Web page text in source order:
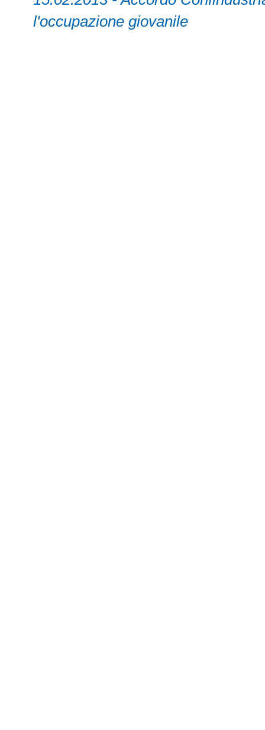
l'occupazione giovanile